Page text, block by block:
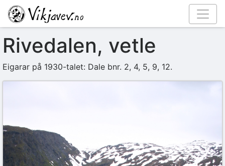
Rivedalen, vetle
Eigarar på 1930-talet: Dale bnr. 2, 4, 5, 9, 12.